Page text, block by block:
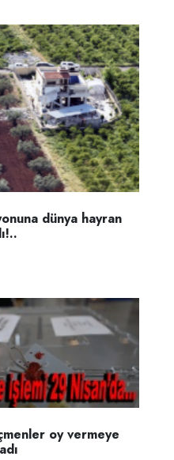
dünya hayran
oy vermeye